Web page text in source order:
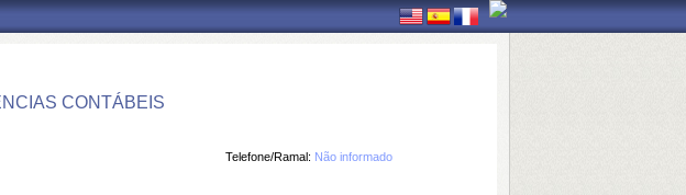
CONTÁBEIS
Telefone/Ramal: Não informado